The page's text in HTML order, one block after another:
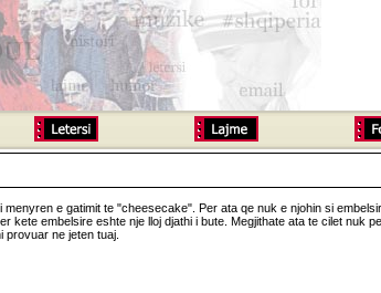
e gatimit te "cheesecake". Per ata qe nuk e njohin si
kete embelsire eshte nje lloj djathi i bute. Megjithate ata te cilet
provuar ne jeten tuaj.